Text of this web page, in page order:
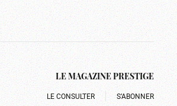
LE MAGAZINE PRESTIGE
LE CONSULTER S’ABONNER